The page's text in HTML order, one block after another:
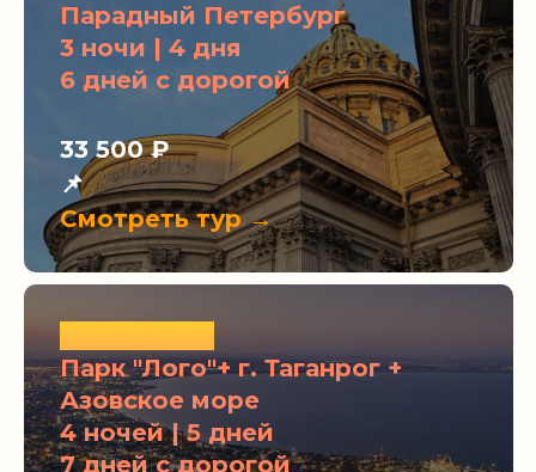
Парадный Петербург
3 ночи | 4 дня
6 дней с дорогой
33 500 ₽
📌
Смотреть тур →
Парк "Лого"+ г. Таганрог +
Азовское море
4 ночей | 5 дней
7 дней с дорогой